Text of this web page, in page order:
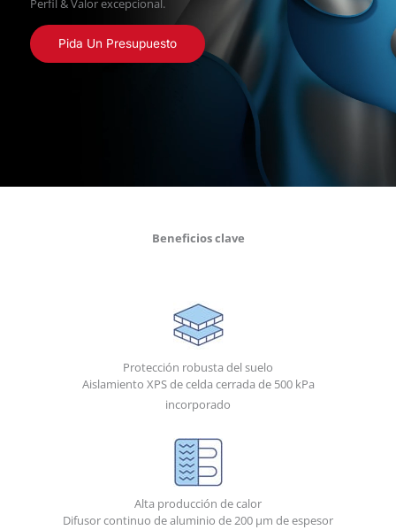
Pida Un Presupuesto
Beneficios clave
Protección robusta del suelo
Aislamiento XPS de celda cerrada de 500 kPa
incorporado
Alta producción de calor
Difusor continuo de aluminio de 200 μm de espesor